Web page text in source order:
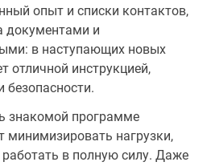
опыт и списки контактов,
документами и
в наступающих новых
отличной инструкцией,
безопасности.
знакомой программе
минимизировать нагрузки,
в полную силу. Даже